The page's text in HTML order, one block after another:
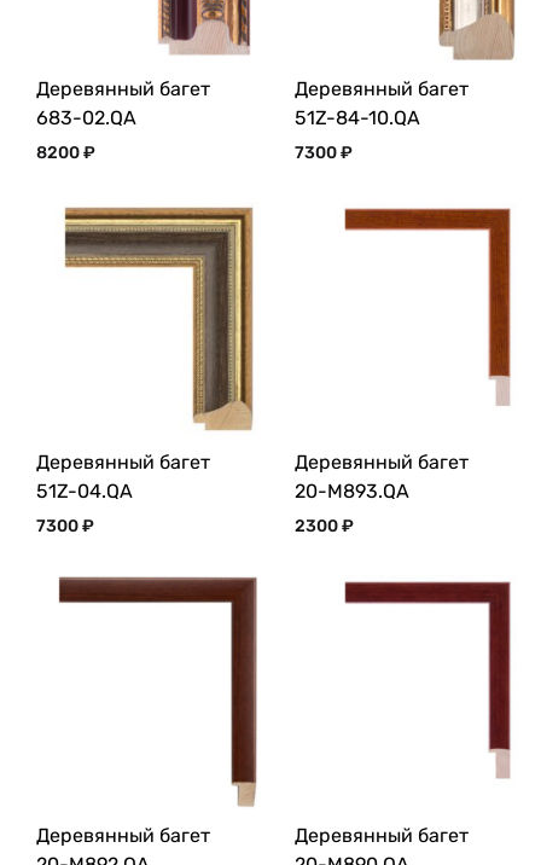
Деревянный багет
683-02.QA
8200₽
Деревянный багет
51Z-84-10.QA
7300₽
Деревянный багет
51Z-04.QA
7300₽
Деревянный багет
20-M893.QA
2300₽
Деревянный багет
Деревянный багет